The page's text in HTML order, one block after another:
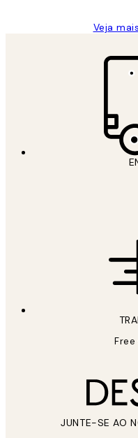
Veja
JUNTE-SE AO